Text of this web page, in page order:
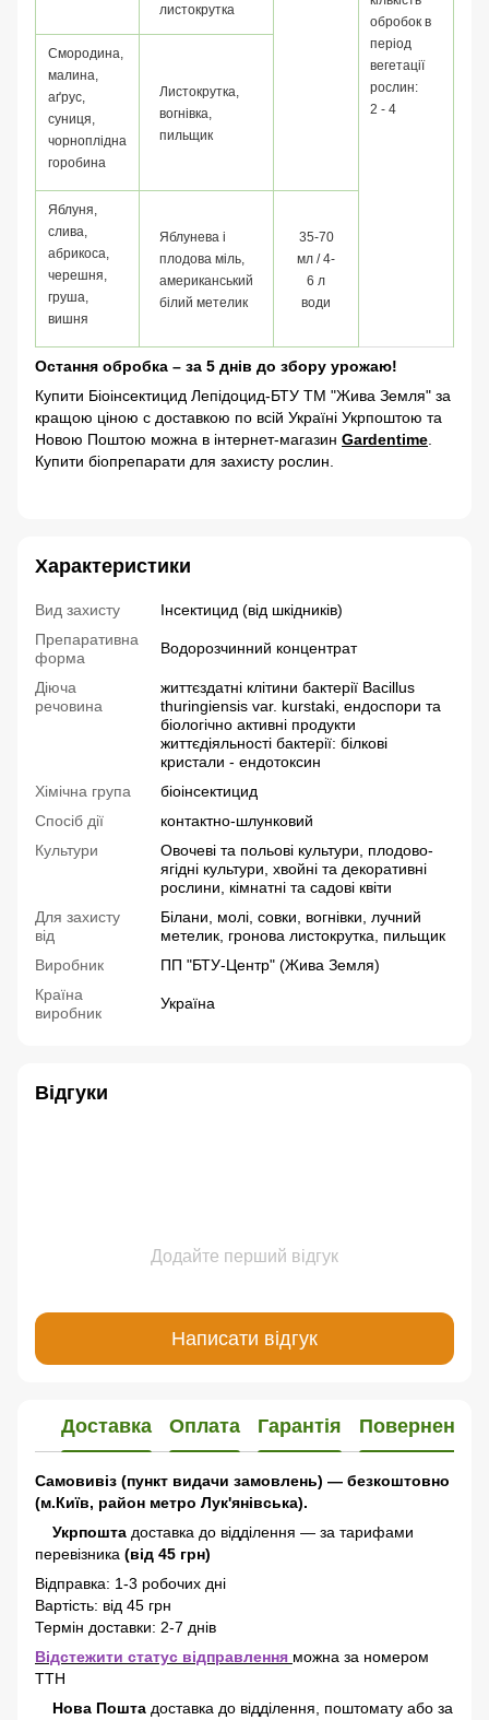
обробок в
період
вегетації
рослин:
2 - 4
листокрутка
Смородина,
малина,
аґрус,
суниця,
чорноплідна
горобина
Листокрутка,
вогнівка,
пильщик
Яблуня,
слива,
абрикоса,
черешня,
груша,
вишня
Яблунева і
плодова міль,
американський
білий метелик
35-70
мл / 4-
6 л
води
Остання обробка – за 5 днів до збору урожаю!
Купити Біоінсектицид Лепідоцид-БТУ ТМ "Жива Земля" за
кращою ціною с доставкою по всій Україні Укрпоштою та
Новою Поштою можна в інтернет-магазин Gardentime
Купити біопрепарати для захисту рослин.
Характеристики
Вид захисту
Інсектицид (від шкідників)
Препаративна
форма
Водорозчинний концентрат
Діюча
речовина
життєздатні клітини бактерії Bacillus
thuringiensis var. kurstaki, ендоспори та
біологічно активні продукти
життєдіяльності бактерії: білкові
кристали - ендотоксин
Хімічна група
біоінсектицид
Спосіб дії
контактно-шлунковий
Культури
Овочеві та польові культури, плодово-
ягідні культури, хвойні та декоративні
рослини, кімнатні та садові квіти
Для захисту
від
Білани, молі, совки, вогнівки, лучний
метелик, гронова листокрутка, пильщик
Виробник
ПП "БТУ-Центр" (Жива Земля)
Країна
виробник
Україна
Відгуки
Додайте перший відгук
Написати відгук
Доставка Оплата Гарантія Повернення
Самовивіз (пункт видачи замовлень) — безкоштовно
(м.Київ, район метро Лук'янівська).
Укрпошта доставка до відділення — за тарифами
перевізника (від 45 грн)
Відправка: 1-3 робочих дні
Вартість: від 45 грн
Термін доставки: 2-7 днів
Відстежити статус відправлення можна за номером
ТТН
Нова Пошта доставка до відділення, поштомату або за